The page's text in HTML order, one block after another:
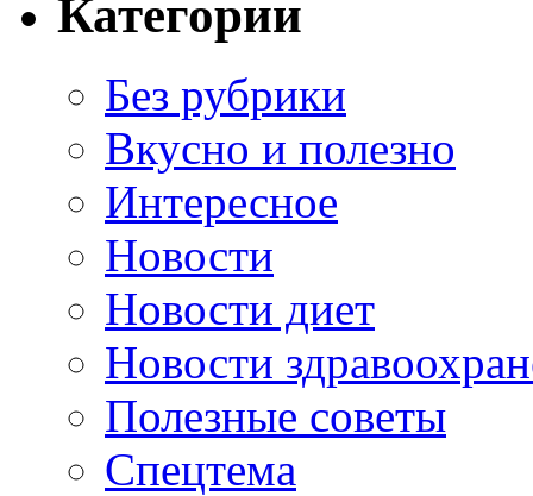
Категории
Без рубрики
Вкусно и полезно
Интересное
Новости
Новости диет
Новости
Полезные советы
Спецтема